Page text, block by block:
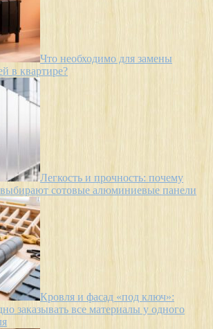
Что необходимо для замены
в квартире?
Легкость и прочность: почему
сотовые алюминиевые панели
Кровля и фасад «под ключ»:
заказывать все материалы у одного